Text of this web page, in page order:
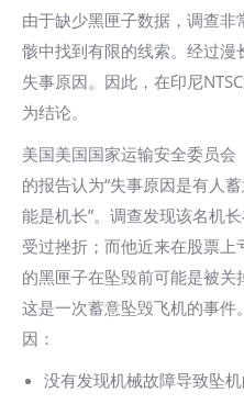
由于缺少黑匣子数据，调查
骸中找到有限的线索。经过漫
失事原因。因此，在印尼
为结论。
美国美国国家运输安全委员会
的报告认为“失事原因是有人
能是机长”。调查发现该名机
受过挫折；而他近来在股票
的黑匣子在坠毁前可能是被关
这是一次蓄意坠毁飞机的事件
因：
没有发现机械故障导致坠机